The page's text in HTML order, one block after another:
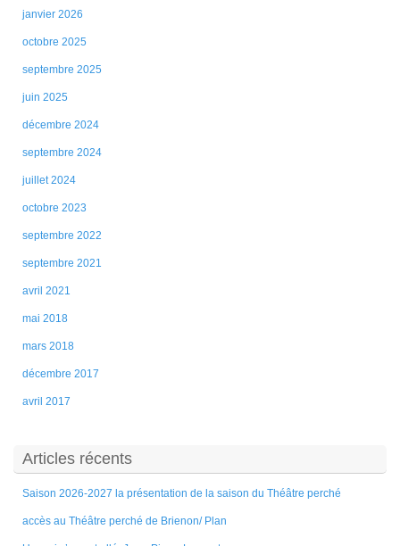
janvier 2026
octobre 2025
septembre 2025
juin 2025
décembre 2024
septembre 2024
juillet 2024
octobre 2023
septembre 2022
septembre 2021
avril 2021
mai 2018
mars 2018
décembre 2017
avril 2017
Articles récents
Saison 2026-2027 la présentation de la saison du Théâtre perché
accès au Théâtre perché de Brienon/ Plan